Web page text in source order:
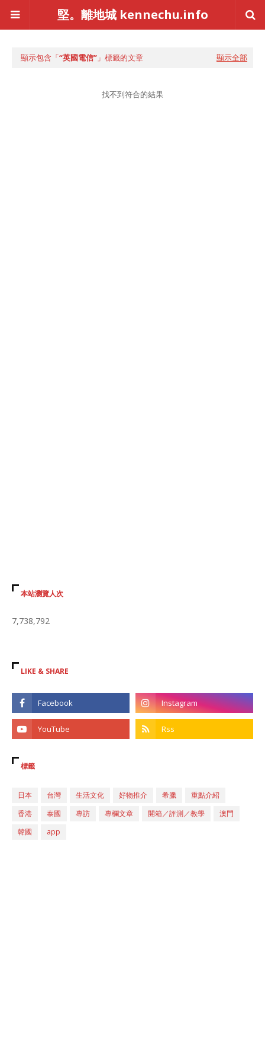
堅。離地城 kennechu.info
顯示包含「 英國電信 」標籤的文章 顯示全部
找不到符合的結果
本站瀏覽人次
7,738,792
LIKE & SHARE
標籤
日本 台灣 生活文化 好物推介 希臘
重點介紹
香港
泰國 專訪 專欄文章 開箱／評測／教學
澳門
韓國
app